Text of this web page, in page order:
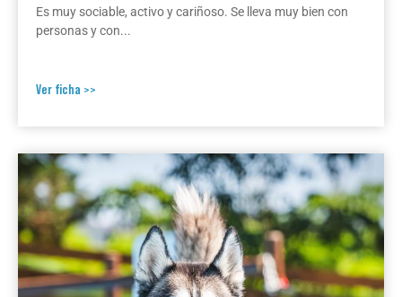
Es muy sociable, activo y cariñoso. Se lleva muy bien con
personas y con...
Ver ficha >>